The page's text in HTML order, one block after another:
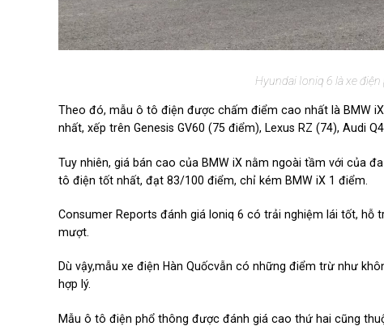
Hyundai Ioniq 6 là xe
Theo đó, mẫu ô tô điện được chấm điểm cao nhất là BMW
nhất, xếp trên Genesis GV60 (75 điểm), Lexus RZ (74), Audi
Tuy nhiên, giá bán cao của BMW iX nằm ngoài tầm với của
tô điện tốt nhất, đạt 83/100 điểm, chỉ kém BMW iX 1 điểm.
Consumer Reports đánh giá Ioniq 6 có trải nghiệm lái tốt, hỗ
mượt.
Dù vậy,mẫu xe điện Hàn Quốcvẫn có những điểm trừ như
hợp lý.
Mẫu ô tô điện phổ thông được đánh giá cao thứ hai cũng